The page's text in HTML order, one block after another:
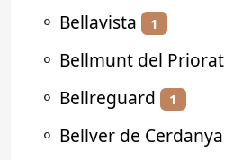
⚬ Bellavista 1
⚬ Bellmunt del Priorat
⚬ Bellreguard 1
⚬ Bellver de Cerdanya